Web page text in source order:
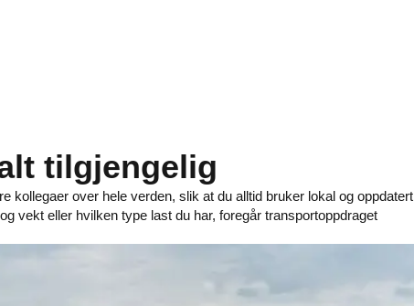
tilgjengelig
kollegaer over hele verden, slik at du alltid bruker lokal og oppdatert
vekt eller hvilken type last du har, foregår transportoppdraget